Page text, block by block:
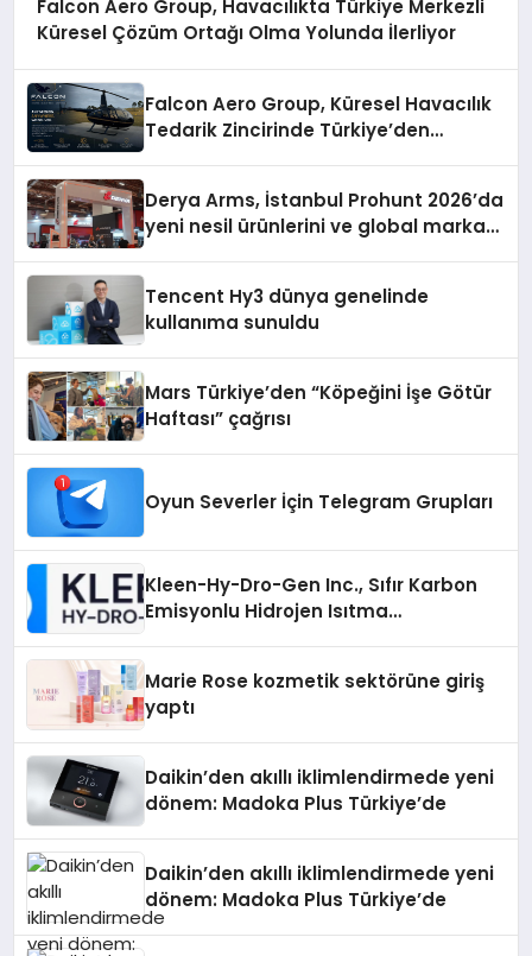
Falcon Aero Group, Havacılıkta Türkiye Merkezli
Küresel Çözüm Ortağı Olma Yolunda İlerliyor
Falcon Aero Group, Küresel Havacılık
Tedarik Zincirinde Türkiye’den
Derya Arms, İstanbul Prohunt 2026’da
yeni nesil ürünlerini ve global marka
Tencent Hy3 dünya genelinde
kullanıma sunuldu
Mars Türkiye’den “Köpeğini İşe Götür
Haftası” çağrısı
Oyun Severler İçin Telegram Grupları
Kleen-Hy-Dro-Gen Inc., Sıfır Karbon
Emisyonlu Hidrojen Isıtma
Marie Rose kozmetik sektörüne giriş
yaptı
Daikin’den akıllı iklimlendirmede yeni
dönem: Madoka Plus Türkiye’de
Daikin’den akıllı iklimlendirmede yeni
dönem: Madoka Plus Türkiye’de